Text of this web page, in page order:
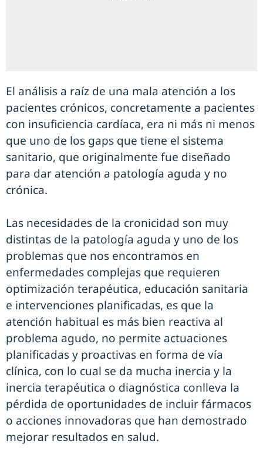
El análisis a raíz de una mala atención a los
pacientes crónicos, concretamente a pacientes
con insuficiencia cardíaca, era ni más ni menos
que uno de los gaps que tiene el sistema
sanitario, que originalmente fue diseñado
para dar atención a patología aguda y no
crónica.
Las necesidades de la cronicidad son muy
distintas de la patología aguda y uno de los
problemas que nos encontramos en
enfermedades complejas que requieren
optimización terapéutica, educación sanitaria
e intervenciones planificadas, es que la
atención habitual es más bien reactiva al
problema agudo, no permite actuaciones
planificadas y proactivas en forma de vía
clínica, con lo cual se da mucha inercia y la
inercia terapéutica o diagnóstica conlleva la
pérdida de oportunidades de incluir fármacos
o acciones innovadoras que han demostrado
mejorar resultados en salud.